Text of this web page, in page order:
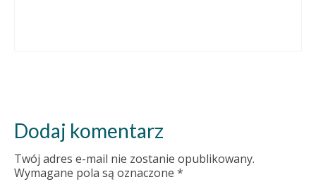
Dodaj komentarz
Twój adres e-mail nie zostanie opublikowany.
Wymagane pola są oznaczone *